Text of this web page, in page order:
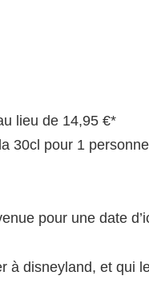
lieu de 14,95 €*
30cl pour 1
pour une date
à disneyland, et qui